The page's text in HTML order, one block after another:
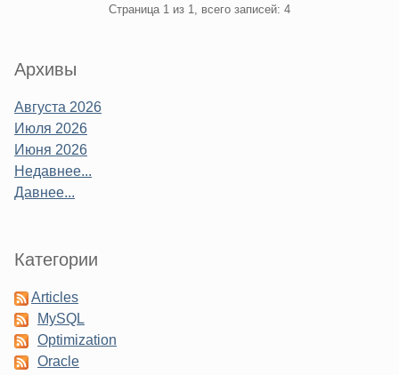
Страница 1 из 1, всего записей: 4
Sidebar
Архивы
Августа 2026
Июля 2026
Июня 2026
Недавнее...
Давнее...
Категории
Articles
MySQL
Optimization
Oracle